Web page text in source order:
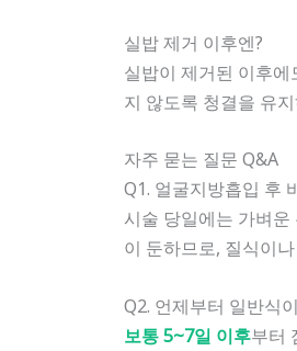
실밥 제거 이후엔?
실밥이 제거된 이후에
지 않도록 청결을 유
자주 묻는 질문 Q&A
Q1. 얼굴지방흡입 후
시술 당일에는 가벼
이 둔하므로, 질식이
Q2. 언제부터 일반식
보통 5~7일 이후부터